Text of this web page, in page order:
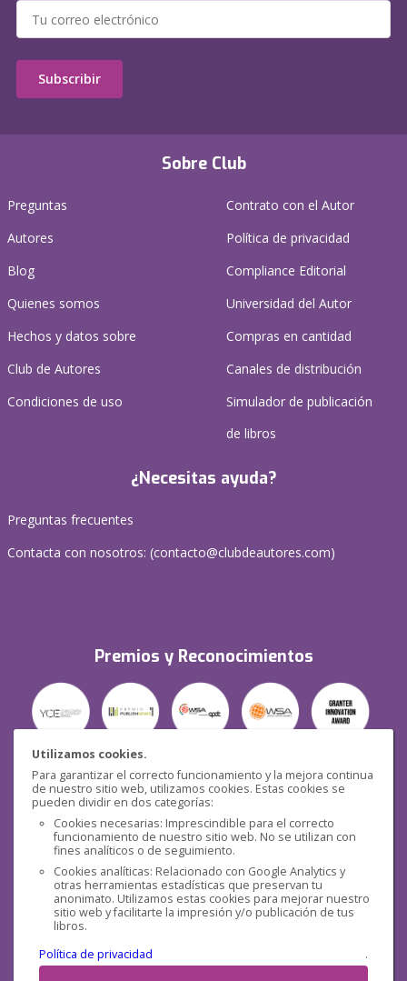
Utilizamos cookies.
Para garantizar el correcto funcionamiento y la mejora continua
de nuestro sitio web, utilizamos cookies. Estas cookies se
pueden dividir en dos categorías:
Cookies necesarias: Imprescindible para el correcto
funcionamiento de nuestro sitio web. No se utilizan con
fines analíticos o de seguimiento.
Cookies analíticas: Relacionado con Google Analytics y
otras herramientas estadísticas que preservan tu
anonimato. Utilizamos estas cookies para mejorar nuestro
sitio web y facilitarte la impresión y/o publicación de tus
libros.
Política de privacidad
.
Sobre Club
Preguntas
Autores
Blog
Quienes somos
Hechos y datos sobre
Club de Autores
Condiciones de uso
Contrato con el Autor
Política de privacidad
Compliance Editorial
Universidad del Autor
Compras en cantidad
Canales de distribución
Simulador de publicación
de libros
¿Necesitas ayuda?
Preguntas frecuentes
Contacta con nosotros: (contacto@clubdeautores.com)
Premios y Reconocimientos
Seguridad
Redes sociales
Subscribir